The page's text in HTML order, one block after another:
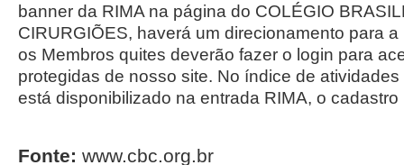
banner da RIMA na página do COLÉGIO
CIRURGIÕES, haverá um direcionamento para
os Membros quites deverão fazer o login para
protegidas de nosso site. No índice de
está disponibilizado na entrada RIMA, o
Fonte: www.cbc.org.br